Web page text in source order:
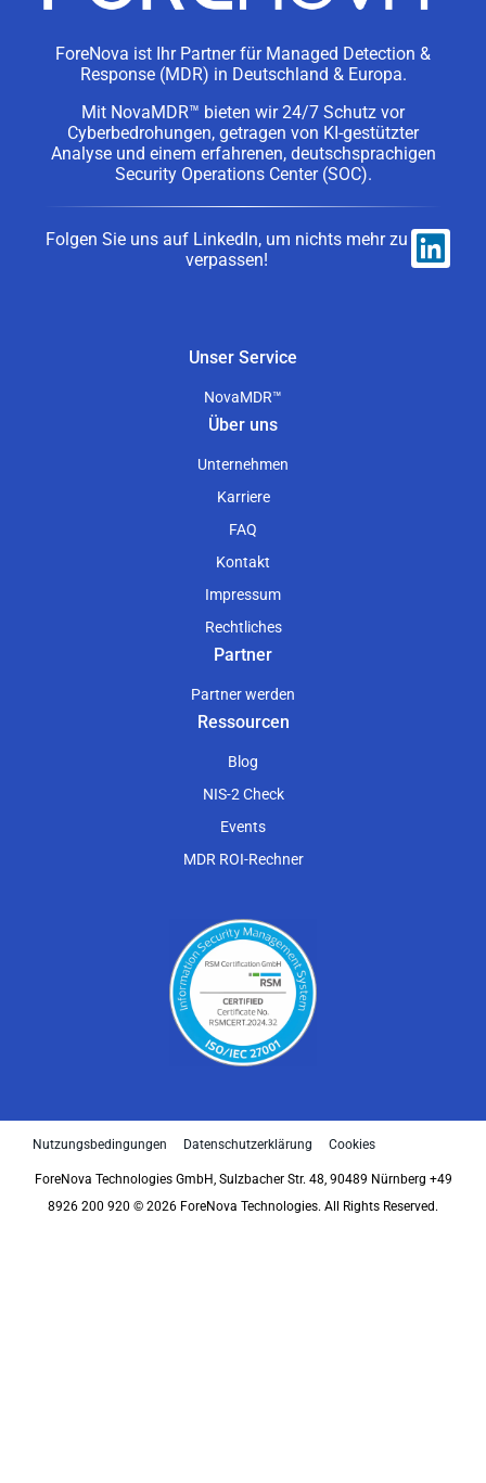
ForeNova ist Ihr Partner für Managed Detection &
Response (MDR) in Deutschland & Europa.
Mit NovaMDR™ bieten wir 24/7 Schutz vor
Cyberbedrohungen, getragen von KI-gestützter
Analyse und einem erfahrenen, deutschsprachigen
Security Operations Center (SOC).
Folgen Sie uns auf LinkedIn, um nichts mehr zu
verpassen!
Unser Service
NovaMDR™
Über uns
Unternehmen
Karriere
FAQ
Kontakt
Impressum
Rechtliches
Partner
Partner werden
Ressourcen
Blog
NIS-2 Check
Events
MDR ROI-Rechner
Nutzungsbedingungen Datenschutzerklärung Cookies
ForeNova Technologies GmbH, Sulzbacher Str. 48, 90489 Nürnberg +49
8926 200 920 © 2026 ForeNova Technologies. All Rights Reserved.